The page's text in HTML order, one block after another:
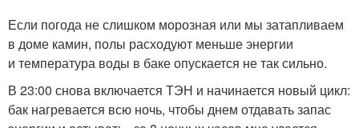
Если погода не слишком морозная или мы затапливаем
в доме камин, полы расходуют меньше энергии
и температура воды в баке опускается не так сильно.
В 23:00 снова включается ТЭН и начинается новый цикл:
бак нагревается всю ночь, чтобы днем отдавать запас